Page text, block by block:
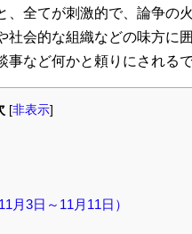
、全てが刺激的で、論争の
会的な組織などの味方に
など何かと頼りにされるで
[非表示]
月3日～11月11日）